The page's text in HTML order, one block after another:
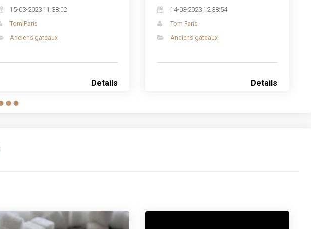
15-03-2023 11:38:02
Tom Paris
Anciens gâteaux
Details
14-03-2023 12:38:54
Tom Paris
Anciens gâteaux
Details